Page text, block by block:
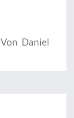
Von Daniel